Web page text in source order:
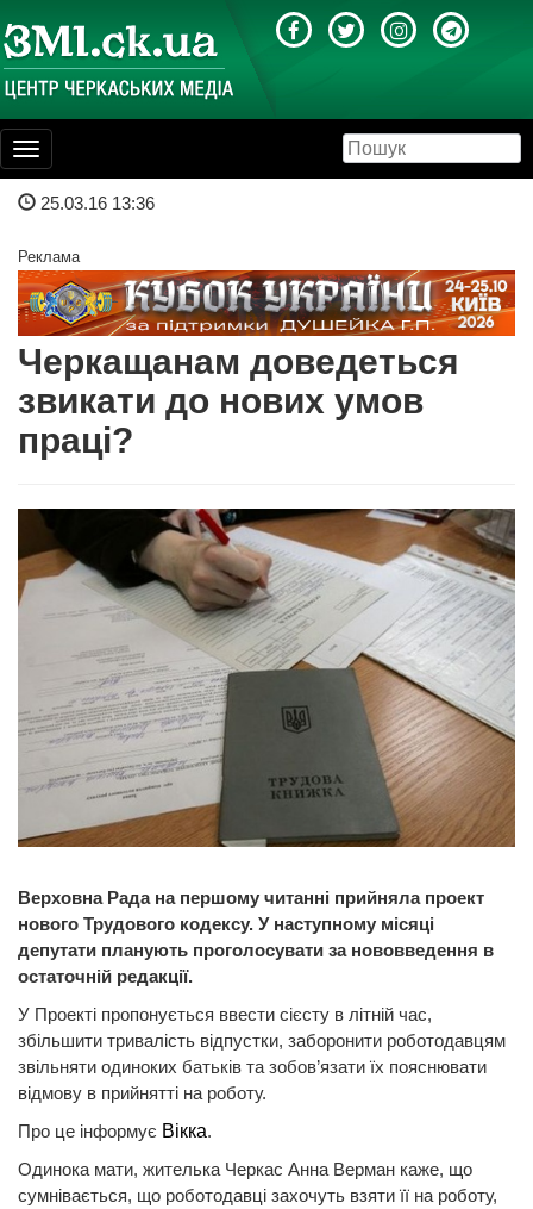
Toggle
navigation
25.03.16 13:36
Реклама
Черкащанам доведеться
звикати до нових умов
праці?
Верховна Рада на першому читанні прийняла проект
нового Трудового кодексу. У наступному місяці
депутати планують проголосувати за нововведення в
остаточній редакції.
У Проекті пропонується ввести сієсту в літній час,
збільшити тривалість відпустки, заборонити роботодавцям
звільняти одиноких батьків та зобов’язати їх пояснювати
відмову в прийнятті на роботу.
Про це інформує Вікка.
Одинока мати, жителька Черкас Анна Верман каже, що
сумнівається, що роботодавці захочуть взяти її на роботу,